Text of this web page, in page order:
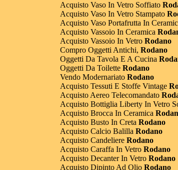
Acquisto Vaso In Vetro Soffiato
Acquisto Vaso In Vetro Stampato
Acquisto Vaso Portafrutta In
Acquisto Vassoio In Ceramica
Acquisto Vassoio In Vetro Rodano
Compro Oggetti Antichi, Rodano
Oggetti Da Tavola E A Cucina
Oggetti Da Toilette Rodano
Vendo Modernariato Rodano
Acquisto Tessuti E Stoffe Vintage
Acquisto Aereo Telecomandato
Acquisto Bottiglia Liberty In Vetro
Acquisto Brocca In Ceramica
Acquisto Busto In Creta Rodano
Acquisto Calcio Balilla Rodano
Acquisto Candeliere Rodano
Acquisto Caraffa In Vetro Rodano
Acquisto Decanter In Vetro Rodano
Acquisto Dipinto Ad Olio Rodano